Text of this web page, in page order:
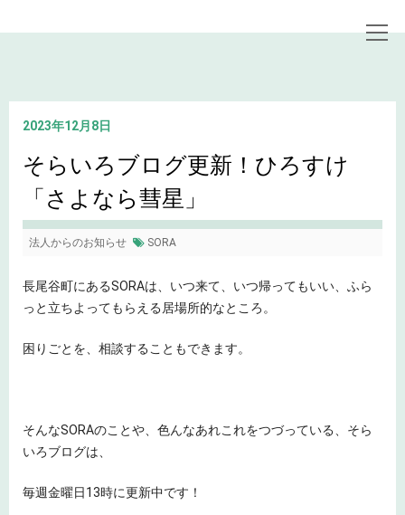
2023年12月8日
そらいろブログ更新！ひろすけ
「さよなら彗星」
法人からのお知らせ SORA
長尾谷町にあるSORAは、いつ来て、いつ帰ってもいい、ふら
っと立ちよってもらえる居場所的なところ。
困りごとを、相談することもできます。
そんなSORAのことや、色んなあれこれをつづっている、そら
いろブログは、
毎週金曜日13時に更新中です！